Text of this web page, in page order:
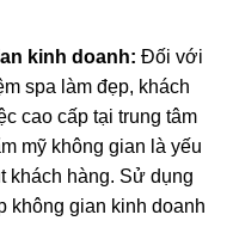
kinh doanh: Đối với
spa làm đẹp, khách
cao cấp tại trung tâm
mỹ không gian là yếu
khách hàng. Sử dụng
không gian kinh doanh